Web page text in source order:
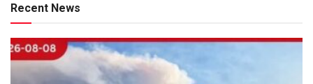
Recent News